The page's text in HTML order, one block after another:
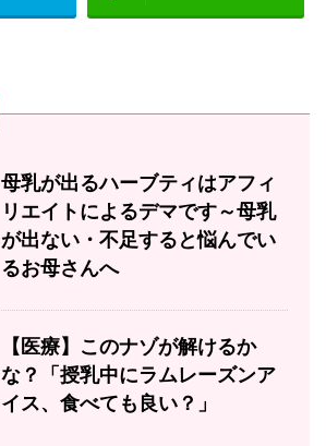
母乳が出るハーブティはアフィ
リエイトによるデマです～母乳
が出ない・不足すると悩んでい
るお母さんへ
【医療】このナゾが解けるか
な？「授乳中にラムレーズンア
イス、食べても良い？」